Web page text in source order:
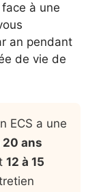
face à une
an pendant
de vie de
ECS a une
20 ans
12 à 15